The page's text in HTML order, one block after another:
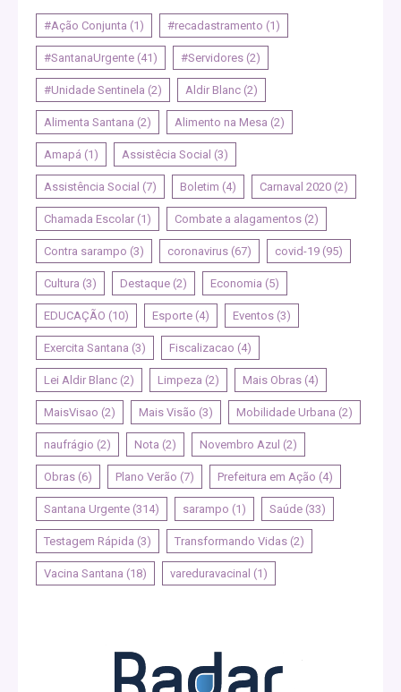
#Ação Conjunta (1) #recadastramento (1)
#SantanaUrgente (41) #Servidores (2)
#Unidade Sentinela (2) Aldir Blanc (2)
Alimenta Santana (2) Alimento na Mesa (2)
Amapá (1) Assistêcia Social (3)
Assistência Social (7) Boletim (4) Carnaval 2020 (2)
Chamada Escolar (1) Combate a alagamentos (2)
Contra sarampo (3) coronavirus (67) covid-19 (95)
Cultura (3) Destaque (2) Economia (5)
EDUCAÇÃO (10) Esporte (4) Eventos (3)
Exercita Santana (3) Fiscalizacao (4)
Lei Aldir Blanc (2) Limpeza (2) Mais Obras (4)
MaisVisao (2) Mais Visão (3) Mobilidade Urbana (2)
naufrágio (2) Nota (2) Novembro Azul (2)
Obras (6) Plano Verão (7) Prefeitura em Ação (4)
Santana Urgente (314) sarampo (1) Saúde (33)
Testagem Rápida (3) Transformando Vidas (2)
Vacina Santana (18) vareduravacinal (1)